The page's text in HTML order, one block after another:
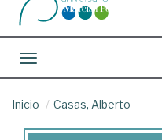
Toggle navigation
Inicio Casas, Alberto